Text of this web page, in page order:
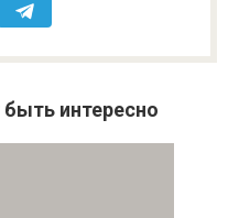
интересно